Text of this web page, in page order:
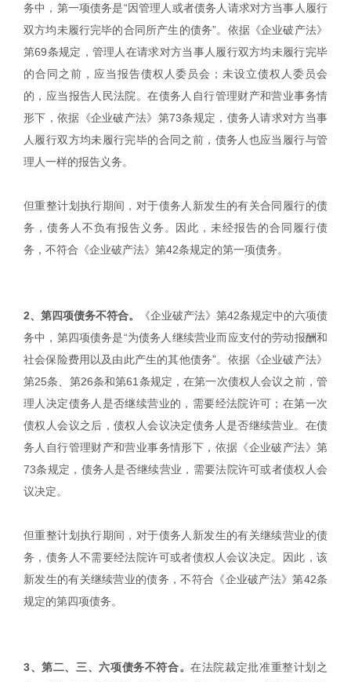
务中，第一项债务是“因管理人或者债务人请求对方当事人履行
双方均未履行完毕的合同所产生的债务”。依据《企业破产法》
第69条规定，管理人在请求对方当事人履行双方均未履行完毕
的合同之前，应当报告债权人委员会；未设立债权人委员会
的，应当报告人民法院。在债务人自行管理财产和营业事务情
形下，依据《企业破产法》第73条规定，债务人请求对方当事
人履行双方均未履行完毕的合同之前，债务人也应当履行与管
理人一样的报告义务。
但重整计划执行期间，对于债务人新发生的有关合同履行的债
务，债务人不负有报告义务。因此，未经报告的合同履行债
务，不符合《企业破产法》第42条规定的第一项债务。
2、第四项债务不符合。
《企业破产法》第42条规定中的六项债
务中，第四项债务是“为债务人继续营业而应支付的劳动报酬和
社会保险费用以及由此产生的其他债务”。依据《企业破产法》
第25条、第26条和第61条规定，在第一次债权人会议之前，管
理人决定债务人是否继续营业的，需要经法院许可；在第一次
债权人会议之后，债权人会议决定债务人是否继续营业。在债
务人自行管理财产和营业事务情形下，依据《企业破产法》第
73条规定，债务人是否继续营业，需要法院许可或者债权人会
议决定。
但重整计划执行期间，对于债务人新发生的有关继续营业的债
务，债务人不需要经法院许可或者债权人会议决定。因此，该
新发生的有关继续营业的债务，不符合《企业破产法》第42条
规定的第四项债务。
3、第二、三、六项债务不符合。在法院裁定批准重整计划之